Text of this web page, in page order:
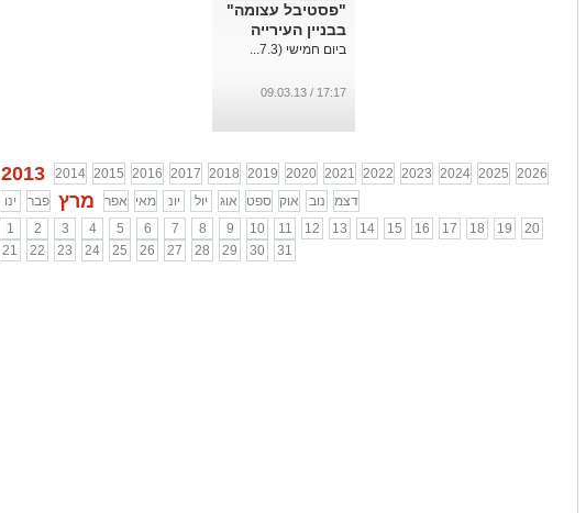
"פסטיבל עצומה"
בבניין העירייה
ביום חמישי (7.3...
17:17 / 09.03.13
2013 2014 2015 2016 2017 2018 2019 2020 2021 2022 2023 2024 2025 2026
ינו
פבר מרץ אפר מאי יונ יול אוג ספט אוק נוב
דצמ
1
2 3 4 5 6 7 8 9 10 11 12 13 14 15 16 17 18 19
20
21
22 23 24 25 26 27 28 29 30 31